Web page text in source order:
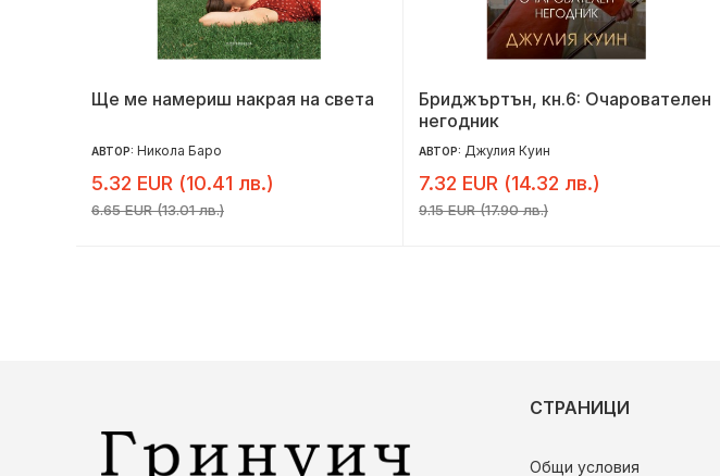
Ще ме намериш накрая на света
АВТОР: Никола Баро
5.32 EUR (10.41 лв.)
6.65 EUR (13.01 лв.)
Бриджъртън, кн.6: Очарователен
негодник
АВТОР: Джулия Куин
7.32 EUR (14.32 лв.)
9.15 EUR (17.90 лв.)
СТРАНИЦИ
Общи условия